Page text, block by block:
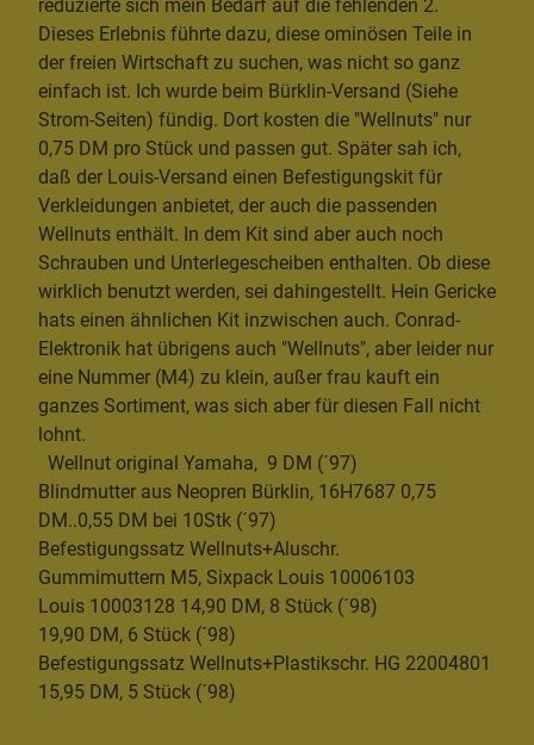
reduzierte sich mein Bedarf auf die fehlenden 2.
Dieses Erlebnis führte dazu, diese ominösen Teile in
der freien Wirtschaft zu suchen, was nicht so ganz
einfach ist. Ich wurde beim Bürklin-Versand (Siehe
Strom-Seiten) fündig. Dort kosten die "Wellnuts" nur
0,75 DM pro Stück und passen gut. Später sah ich,
daß der Louis-Versand einen Befestigungskit für
Verkleidungen anbietet, der auch die passenden
Wellnuts enthält. In dem Kit sind aber auch noch
Schrauben und Unterlegescheiben enthalten. Ob diese
wirklich benutzt werden, sei dahingestellt. Hein Gericke
hats einen ähnlichen Kit inzwischen auch. Conrad-
Elektronik hat übrigens auch "Wellnuts", aber leider nur
eine Nummer (M4) zu klein, außer frau kauft ein
ganzes Sortiment, was sich aber für diesen Fall nicht
lohnt.
Wellnut original Yamaha, 9 DM (´97)
Blindmutter aus Neopren Bürklin, 16H7687 0,75
DM..0,55 DM bei 10Stk (´97)
Befestigungssatz Wellnuts+Aluschr.
Gummimuttern M5, Sixpack Louis 10006103
Louis 10003128 14,90 DM, 8 Stück (´98)
19,90 DM, 6 Stück (´98)
Befestigungssatz Wellnuts+Plastikschr. HG 22004801
15,95 DM, 5 Stück (´98)